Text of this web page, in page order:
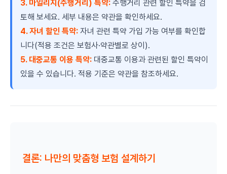
3. 마일리지(주행거리) 특약: 주행거리 관련 할인 특약을 검
토해 보세요. 세부 내용은 약관을 확인하세요.
4. 자녀 할인 특약: 자녀 관련 특약 가입 가능 여부를 확인합
니다(적용 조건은 보험사·약관별로 상이).
5. 대중교통 이용 특약: 대중교통 이용과 관련된 할인 특약이
있을 수 있습니다. 적용 기준은 약관을 참조하세요.
결론: 나만의 맞춤형 보험 설계하기